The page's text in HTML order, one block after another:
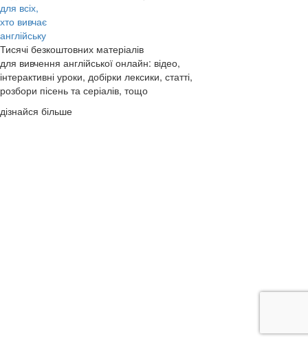
для всіх,
хто вивчає
англійську
Тисячі безкоштовних матеріалів
для вивчення англійської онлайн: відео,
інтерактивні уроки, добірки лексики, статті,
розбори пісень та серіалів, тощо
дізнайся більше